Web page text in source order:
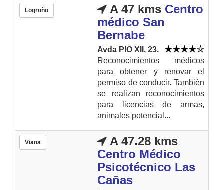
Logroño A 47 kms Centro
médico San
Bernabe
Avda PIO XII, 23.
Reconocimientos médicos
para obtener y renovar el
permiso de conducir. También
se realizan reconocimientos
para licencias de armas,
animales potencial...
Viana
A 47.28 kms
Centro Médico
Psicotécnico Las
Cañas